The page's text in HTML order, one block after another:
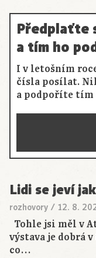
Předplaťte
a tím ho
I v letošním
čísla posílat.
a podpoříte tím
Lidi se jeví
rozhovory / 12. 8.
Tohle jsi měl v
výstava je dobrá
co…